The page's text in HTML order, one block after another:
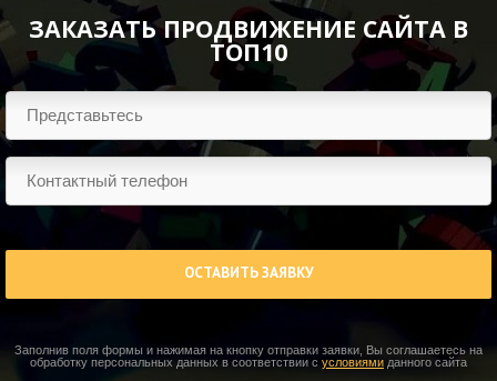
ЗАКАЗАТЬ ПРОДВИЖЕНИЕ САЙТА В
ТОП10
ОСТАВИТЬ ЗАЯВКУ
Заполнив поля формы и нажимая на кнопку отправки заявки, Вы соглашаетесь на
обработку персональных данных в соответствии с условиями данного сайта